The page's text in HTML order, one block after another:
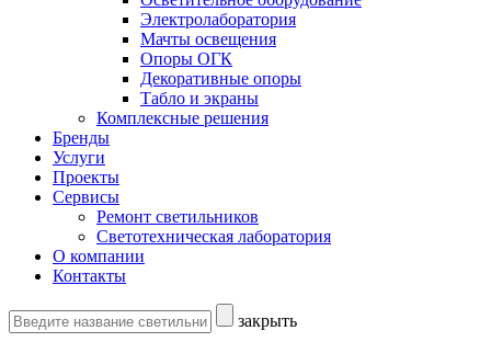
Электролаборатория
Мачты освещения
Опоры ОГК
Декоративные опоры
Табло и экраны
Комплексные решения
Бренды
Услуги
Проекты
Сервисы
Ремонт светильников
Светотехническая лаборатория
О компании
Контакты
закрыть